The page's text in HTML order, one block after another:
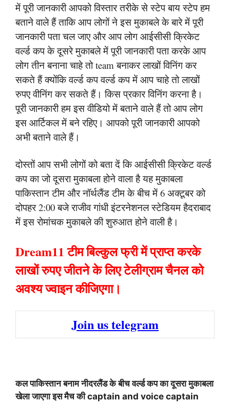
में पूरी जानकारी आपको विस्तार तरीके से स्टेप बाय स्टेप हम
बताने वाले हैं ताकि आप लोगों ने इस मुकाबले के बारे में पूरी
जानकारी पता चल जाए और आप लोग आईसीसी क्रिकेट
वर्ल्ड कप के दूसरे मुकाबले में पूरी जानकारी पता करके आप
लोग तीन बनाना चाहे तो team बनाकर लाखों विनिंग कर
सकते हैं क्योंकि वर्ल्ड कप वर्ल्ड कप में आप चाहे तो लाखों
रुपए वीनिंग कर सकते हैं। किस प्रकार विनिंग करना है।
पूरी जानकारी हम इस वीडियो में बताने वाले हैं तो आप लोग
इस आर्टिकल में बने रहिए। आपको पूरी जानकारी आपको
अभी बताने वाले हैं।
दोस्तों आप सभी लोगों को बता दें कि आईसीसी क्रिकेट वर्ल्ड
कप का जो दूसरा मुकाबला होने वाला है यह मुकाबला
पाकिस्तान टीम और नॉर्थलैंड टीम के बीच में 6 अक्टूबर को
दोपहर 2:00 बजे राजीव गांधी इंटरनेशनल स्टेडियम हैदराबाद
में इस रोमांचक मुकाबले की शुरुआत होने वाली है।
Dream11 टीम बिल्कुल फ्री में प्राप्त करके
लाखों रुपए जीतने के लिए टेलीग्राम चैनल को
अवश्य ज्वाइन कीजिएगा।
Join us telegram
कल पाकिस्तान बनाम नीदरलैंड के बीच वर्ल्ड कप का दूसरा मुकाबला
खेला जाएगा इस मैच की captain and voice captain